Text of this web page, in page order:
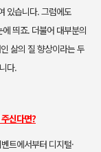
있습니다. 그럼에도
에띄죠. 더불어 대부분의
삶의 질 향상이라는 두
다.
신다면?
트에서부터 디지털·